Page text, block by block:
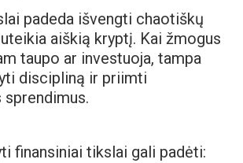
padeda išvengti chaotiškų
aiškią kryptį. Kai žmogus
taupo ar investuoja, tampa
discipliną ir priimti
finansiniai tikslai gali padėti: